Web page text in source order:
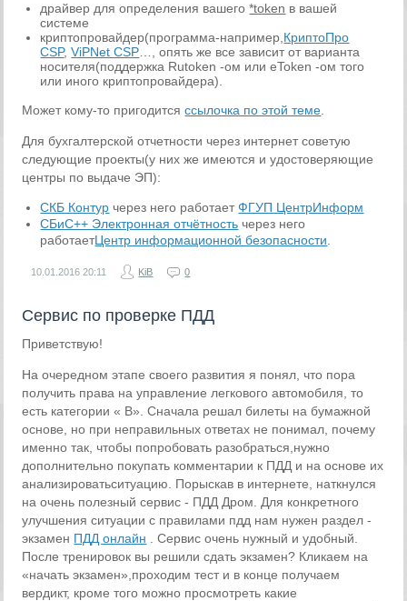
драйвер для определения вашего*token в вашей
системе
криптопровайдер(программа-например, КриптоПро
CSP,ViPNet CSP …, опять же все зависит от варианта
носителя(поддержка Rutoken -ом или eToken -ом того
или иного криптопровайдера).
Может кому-то пригодитсяссылочка по этой теме
Для бухгалтерской отчетности через интернет советую
следующие проекты(у них же имеются и удостоверяющие
центры по выдаче ЭП):
СКБ Контур через него работаетФГУП ЦентрИнформ
СБиС++ Электронная отчётность через него
работаетЦентр информационной безопасности
10.01.2016 20:11 KiB 0
Сервис по проверке ПДД
Приветствую!
На очередном этапе своего развития я понял, что пора
получить права на управление легкового автомобиля, то
есть категории « B». Сначала решал билеты на бумажной
основе, но при неправильных ответах не понимал, почему
именно так, чтобы попробовать разобраться, нужно
дополнительно покупать комментарии к ПДД и на основе их
анализироватьситуацию. Порыскав в интернете, наткнулся
на очень полезный сервис- ПДД Дром.
Для конкретного
улучшения ситуации с правилами пдд нам нужен раздел -
экзамен ПДД онлайн . Сервис очень нужный и удобный.
После тренировок вы решили сдать экзамен? Кликаем на
«начать экзамен», проходим тест и в конце получаем
вердикт, кроме того можно просмотреть какие